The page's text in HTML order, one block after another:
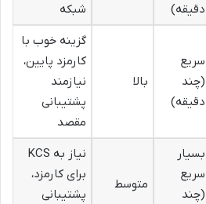
دقیقه)
شبکه
سریع
(چند
دقیقه)
بالا
گزینه خوب با
کارمزد پایین،
نیازمند
پشتیبانی
مقصد
بسیار
سریع
(چند
متوسط
نیاز به KCS
برای کارمزد،
پشتیبانی